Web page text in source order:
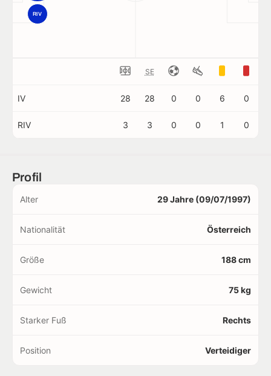
RIV
SE
IV 28 28 0 0 6 0
RIV 3 3 0 0 1 0
Profil
Alter 29 Jahre (09/07/1997)
Nationalität Österreich
Größe 188 cm
Gewicht 75 kg
Starker Fuß Rechts
Position Verteidiger